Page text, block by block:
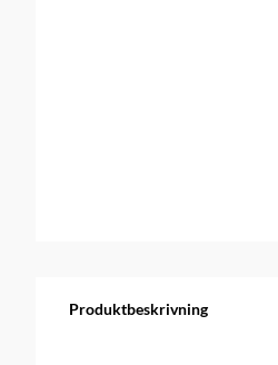
Produktbeskrivning